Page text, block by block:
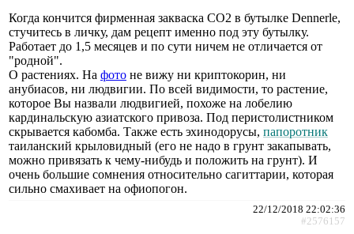
Когда кончится фирменная закваска СО2 в бутылке Dennerle,
стучитесь в личку, дам рецепт именно под эту бутылку.
Работает до 1,5 месяцев и по сути ничем не отличается от
"родной".
О растениях. На фото не вижу ни криптокорин, ни
анубиасов, ни людвигии. По всей видимости, то растение,
которое Вы назвали людвигией, похоже на лобелию
кардинальскую азиатского привоза. Под перистолистником
скрывается кабомба. Также есть эхинодорусы, папоротник
таиланский крыловидный (его не надо в грунт закапывать,
можно привязать к чему-нибудь и положить на грунт). И
очень большие сомнения относительно сагиттарии, которая
сильно смахивает на офиопогон.
22/12/2018 22:02:36
#2576157